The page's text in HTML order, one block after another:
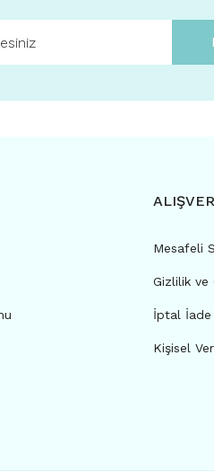
Mesafeli
Gizlilik ve
İptal İade
Kişisel